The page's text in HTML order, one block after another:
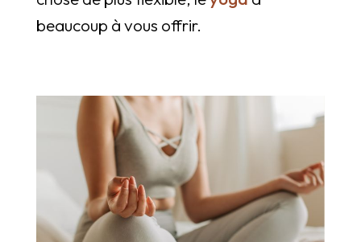
beaucoup à vous offrir.